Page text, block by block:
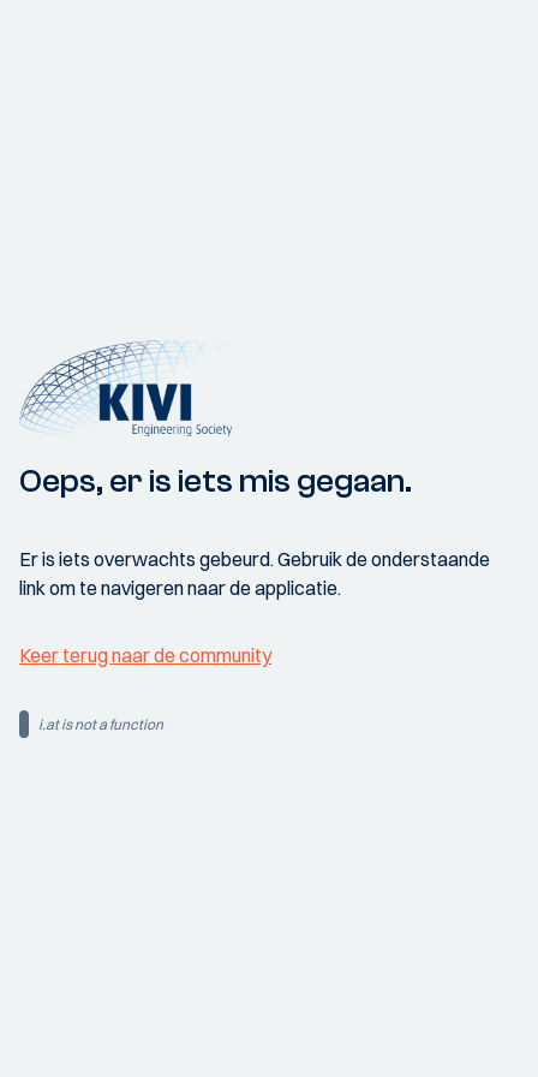
Oeps, er is iets mis gegaan.
Er is iets overwachts gebeurd. Gebruik de onderstaande
link om te navigeren naar de applicatie.
Keer terug naar de community
i.at is not a function